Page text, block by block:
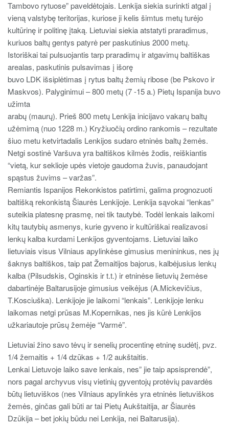
Tambovo rytuose” paveldėtojais. Lenkija siekia surinkti atgal į
vieną valstybę teritorijas, kuriose ji kelis šimtus metų turėjo
kultūrinę ir politinę įtaką. Lietuviai siekia atstatyti praradimus,
kuriuos baltų gentys patyrė per paskutinius 2000 metų.
Istoriškai tai pulsuojantis tarp praradimų ir atgavimų baltiškas
arealas, paskutinis pulsavimas į išorę
buvo LDK išsiplėtimas į rytus baltų žemių ribose (be Pskovo ir
Maskvos). Palyginimui – 800 metų (7 -15 a.) Pietų Ispanija buvo
užimta
arabų (maurų). Prieš 800 metų Lenkija inicijavo vakarų baltų
užėmimą (nuo 1228 m.) Kryžiuočių ordino rankomis – rezultate
šiuo metu ketvirtadalis Lenkijos sudaro etninės baltų žemės.
Netgi sostinė Varšuva yra baltiškos kilmės žodis, reiškiantis
“vietą, kur seklioje upės vietoje gaudoma žuvis, panaudojant
spąstus žuvims – varžas”.
Remiantis Ispanijos Rekonkistos patirtimi, galima prognozuoti
baltišką rekonkistą Šiaurės Lenkijoje. Lenkija sąvokai “lenkas”
suteikia platesnę prasmę, nei tik tautybė. Todėl lenkais laikomi
kitų tautybių asmenys, kurie gyveno ir kultūriškai realizavosi
lenkų kalba kurdami Lenkijos gyventojams. Lietuviai laiko
lietuviais visus Vilniaus apylinkėse gimusius menininkus, nes jų
šaknys baltiškos, taip pat Žemaitijos bajorus, kalbėjusius lenkų
kalba (Pilsudskis, Oginskis ir t.t.) ir etninėse lietuvių žemėse
dabartinėje Baltarusijoje gimusius veikėjus (A.Mickevičius,
T.Kosciuška). Lenkijoje jie laikomi “lenkais”. Lenkijoje lenku
laikomas netgi prūsas M.Kopernikas, nes jis kūrė Lenkijos
užkariautoje prūsų žemėje “Varmė”.
Lietuviai žino savo tėvų ir senelių procentinę etninę sudėtį, pvz.
1/4 žemaitis + 1/4 dzūkas + 1/2 aukštaitis.
Lenkai Lietuvoje laiko save lenkais, nes” jie taip apsisprendė”,
nors pagal archyvus visų vietinių gyventojų protėvių pavardės
būtų lietuviškos (nes Vilniaus apylinkės yra etninės lietuviškos
žemės, ginčas gali būti ar tai Pietų Aukštaitija, ar Šiaurės
Dzūkija – bet jokių būdu nei Lenkija, nei Baltarusija).